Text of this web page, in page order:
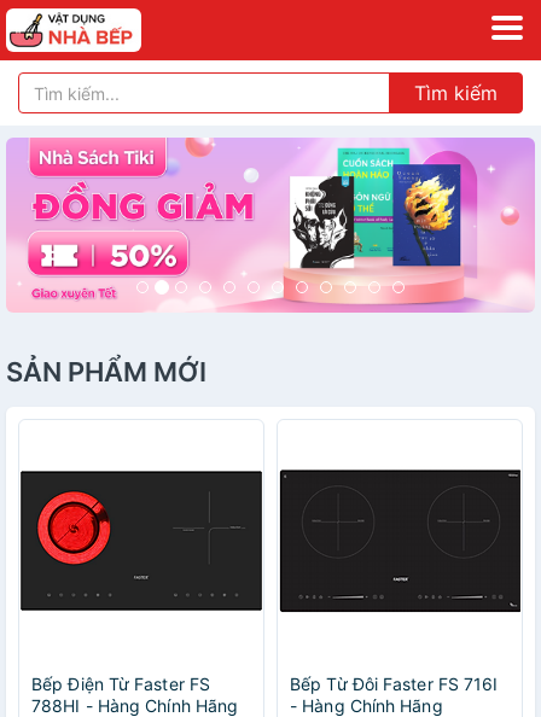
Tìm kiếm
Lùi
SẢN PHẨM MỚI
Bếp Điện Từ Faster FS
788HI - Hàng Chính Hãng
Bếp Từ Đôi Faster FS 716I
- Hàng Chính Hãng